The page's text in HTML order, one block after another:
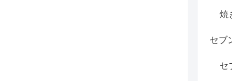
焼
セブ
セ